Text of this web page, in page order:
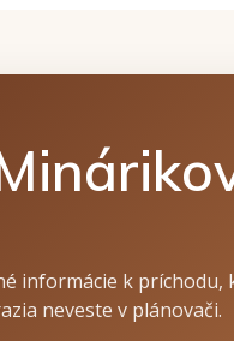
informácie k príchodu,
neveste v plánovači.